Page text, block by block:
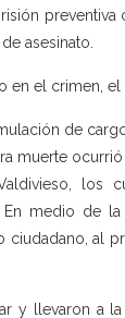
preventiva
asesinato.
en el crimen,
de
muerte ocurrió
los
medio de
ciudadano, al
y llevaron a